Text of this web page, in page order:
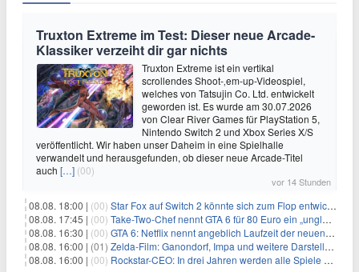
Truxton Extreme im Test: Dieser neue Arcade-
Klassiker verzeiht dir gar nichts
Truxton Extreme ist ein vertikal
scrollendes Shoot-‚em-up-Videospiel,
welches von Tatsujin Co. Ltd. entwickelt
geworden ist. Es wurde am 30.07.2026
von Clear River Games für PlayStation 5,
Nintendo Switch 2 und Xbox Series X/S
veröffentlicht. Wir haben unser Daheim in eine Spielhalle
verwandelt und herausgefunden, ob dieser neue Arcade-Titel
auch […] (00)
vor 14 Stunden
08.08. 18:00 | (00) Star Fox auf Switch 2 könnte sich zum Flop entwickeln
08.08. 17:45 | (00) Take-Two-Chef nennt GTA 6 für 80 Euro ein „unglaubliches Schnäppchen“
08.08. 16:30 | (00) GTA 6: Netflix nennt angeblich Laufzeit der neuen Gameplay-Präsentation
08.08. 16:00 | (01) Zelda-Film: Ganondorf, Impa und weitere Darsteller sollen feststehen
08.08. 16:00 | (00) Rockstar-CEO: In drei Jahren werden alle Spiele gestreamt